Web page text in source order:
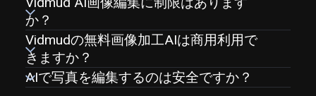
か？
Vidmudの無料画像加工AIは商用利用で
きますか？
AIで写真を編集するのは安全ですか？